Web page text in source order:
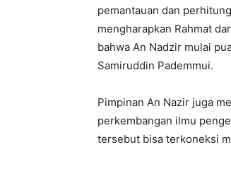
pemantauan dan
mengharapkan Rahmat
bahwa An Nadzir mulai
Samiruddin Pademmui.
Pimpinan An Nazir juga
perkembangan ilmu
tersebut bisa terkoneksi